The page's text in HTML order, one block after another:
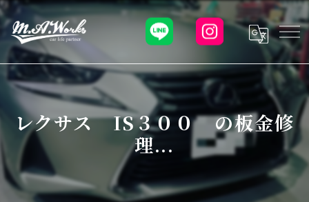
レクサス IS３００ の板金修
理...